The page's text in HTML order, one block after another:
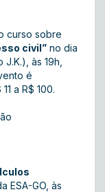
curso sobre
civil” no dia
às 19h,
é
a R$ 100.
ESA-GO, às